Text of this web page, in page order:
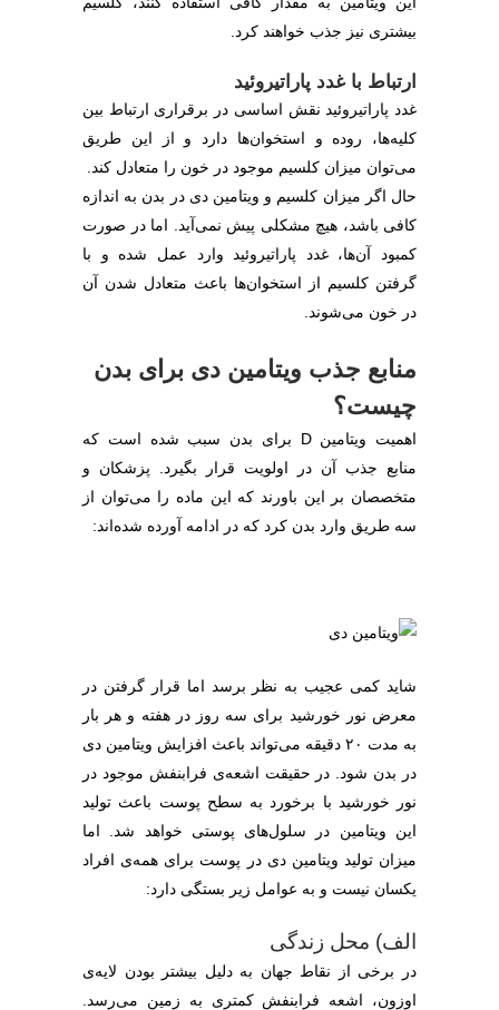
بیشتری نیز جذب خواهند کرد.
ارتباط با غدد پاراتیروئید
غدد پاراتیروئید نقش اساسی در برقراری ارتباط بین
کلیه‌ها، روده و استخوان‌ها دارد و از این طریق
می‌توان میزان کلسیم موجود در خون را متعادل کند.
حال اگر میزان کلسیم و ویتامین دی در بدن به اندازه
کافی باشد، هیچ مشکلی پیش نمی‌آید. اما در صورت
کمبود آن‌ها، غدد پاراتیروئید وارد عمل شده و با
گرفتن کلسیم از استخوان‌ها باعث متعادل شدن آن
در خون می‌شوند.
منابع جذب ویتامین دی برای بدن
چیست؟
اهمیت ویتامین D برای بدن سبب شده است که
منابع جذب آن در اولویت قرار بگیرد. پزشکان و
متخصصان بر این باورند که این ماده را می‌توان از
سه طریق وارد بدن کرد که در ادامه آورده شده‌اند:
شاید کمی عجیب به نظر برسد اما قرار گرفتن در
معرض نور خورشید برای سه روز در هفته و هر بار
به مدت ۲۰ دقیقه می‌تواند باعث افزایش ویتامین دی
در بدن شود. در حقیقت اشعه‌ی فرابنفش موجود در
نور خورشید با برخورد به سطح پوست باعث تولید
این ویتامین در سلول‌های پوستی خواهد شد. اما
میزان تولید ویتامین دی در پوست برای همه‌ی افراد
یکسان نیست و به عوامل زیر بستگی دارد:
الف) محل زندگی
در برخی از نقاط جهان به دلیل بیشتر بودن لایه‌ی
اوزون، اشعه فرابنفش کمتری به زمین می‌رسد.